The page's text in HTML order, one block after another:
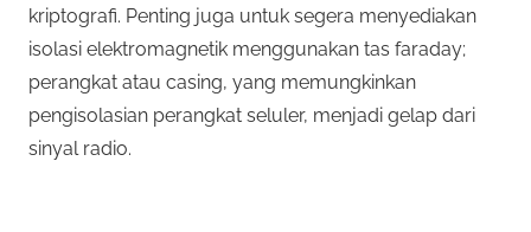
kriptografi. Penting juga untuk segera menyediakan
isolasi elektromagnetik menggunakan tas faraday;
perangkat atau casing, yang memungkinkan
pengisolasian perangkat seluler, menjadi gelap dari
sinyal radio.